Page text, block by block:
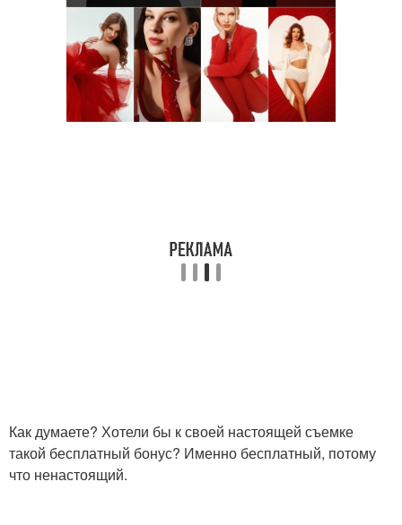
Как думаете? Хотели бы к своей настоящей съемке
такой бесплатный бонус? Именно бесплатный, потому
что ненастоящий.